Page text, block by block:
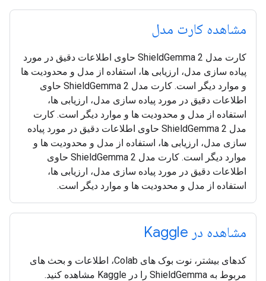
مشاهده کارت مدل
کارت مدل ShieldGemma 2 حاوی اطلاعات دقیق در مورد
پیاده سازی مدل، ارزیابی ها، استفاده از مدل و محدودیت ها
و موارد دیگر است. کارت مدل ShieldGemma 2 حاوی
اطلاعات دقیق در مورد پیاده سازی مدل، ارزیابی ها،
استفاده از مدل و محدودیت ها و موارد دیگر است. کارت
مدل ShieldGemma 2 حاوی اطلاعات دقیق در مورد پیاده
سازی مدل، ارزیابی ها، استفاده از مدل و محدودیت ها و
موارد دیگر است. کارت مدل ShieldGemma 2 حاوی
اطلاعات دقیق در مورد پیاده سازی مدل، ارزیابی ها،
استفاده از مدل و محدودیت ها و موارد دیگر است.
مشاهده در Kaggle
کدهای بیشتر، نوت بوک های Colab، اطلاعات و بحث های
مربوط به ShieldGemma را در Kaggle مشاهده کنید.